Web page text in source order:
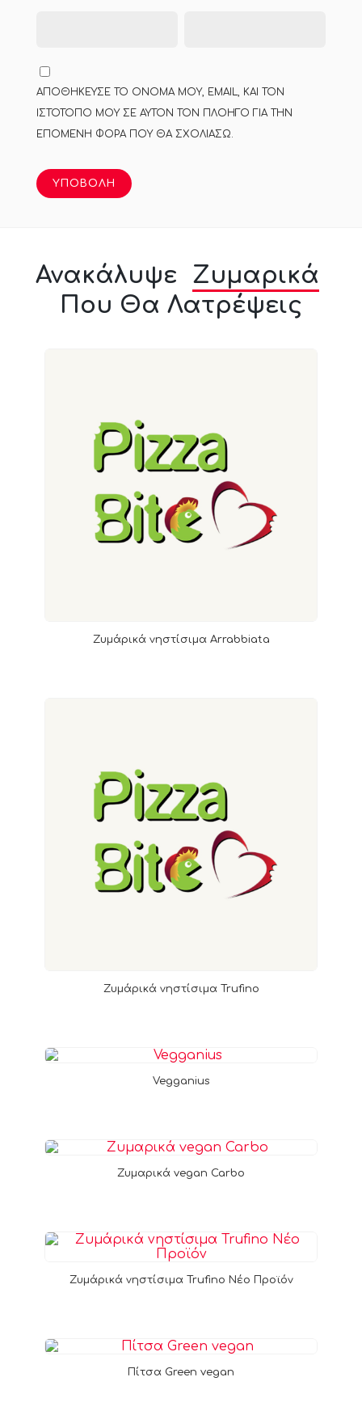
ΑΠΟΘΉΚΕΥΣΕ ΤΟ ΌΝΟΜΆ ΜΟΥ, EMAIL, ΚΑΙ ΤΟΝ
ΙΣΤΌΤΟΠΟ ΜΟΥ ΣΕ ΑΥΤΌΝ ΤΟΝ ΠΛΟΗΓΌ ΓΙΑ ΤΗΝ
ΕΠΌΜΕΝΗ ΦΟΡΆ ΠΟΥ ΘΑ ΣΧΟΛΙΆΣΩ.
Ανακάλυψε
Ζυμαρικά
Που Θα Λατρέψεις
Ζυμάρικά νηστίσιμα Arrabbiata
Ζυμάρικά νηστίσιμα Trufino
Vegganius
Ζυμαρικά vegan Carbo
Ζυμάρικά νηστίσιμα Trufino Νέο Προϊόν
Πίτσα Green vegan